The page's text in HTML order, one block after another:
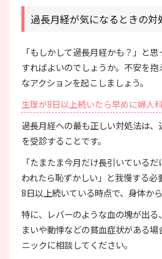
過長月経が気になるときの対
「もしかして過長月経かも？」と
すればよいのでしょうか。不安を
なアクションを起こしましょう。
生理が8日以上続いたら早めに婦人
過長月経への最も正しい対処法は
を受診することです。
「たまたま今月だけ長引いている
われたら恥ずかしい」と我慢する
8日以上続いている時点で、身体か
特に、レバーのような血の塊が出
まいや動悸などの貧血症状がある
ニックに相談してください。